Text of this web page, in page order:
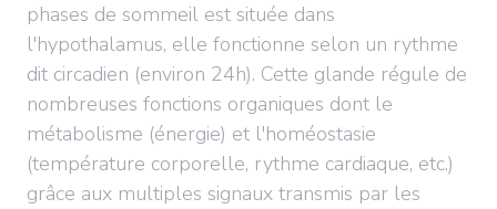
phases de sommeil est située dans
l'hypothalamus, elle fonctionne selon un rythme
dit circadien (environ 24h). Cette glande régule de
nombreuses fonctions organiques dont le
métabolisme (énergie) et l'homéostasie
(température corporelle, rythme cardiaque, etc.)
grâce aux multiples signaux transmis par les